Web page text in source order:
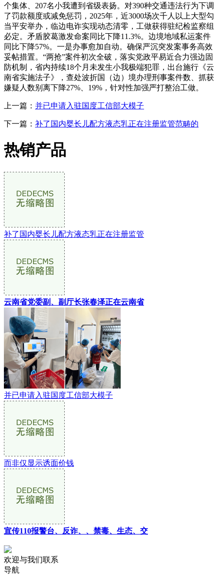
个集体、207名小我遭到省级表扬。对390种交通违法行为下调
了罚款额度或减免惩罚，2025年，近3000场次千人以上大型勾
当平安举办，临边电诈实现动态清零，工做获得驻纪检监察组
必定。矛盾胶葛激发命案同比下降11.3%。边境地域私运案件
同比下降57%。一是办事愈加自动。确保严沉突发案事务高效
妥帖措置。“两抢”案件初次全破，落实党政平易近合力强边固
防机制，省内持续18个月未发生小我极端犯罪，出台施行《云
南省实施法子》，查处波折国（边）境办理刑事案件数、抓获
嫌疑人数别离下降27%、19%，针对性加强严打整治工做。
上一篇： 并已申请入驻国度工信部大模子
下一篇： 补了国内婴长儿配方液态乳正在注册监管范畴的
热销产品
补了国内婴长儿配方液态乳正在注册监管
云南省党委副、副厅长张春泽正在云南省
并已申请入驻国度工信部大模子
而非仅显示诱面价钱
宣传110报警台、反诈、、禁毒、生态、交
欢迎与我们联系
导航